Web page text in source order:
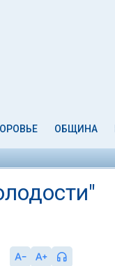
ОБЩИНА